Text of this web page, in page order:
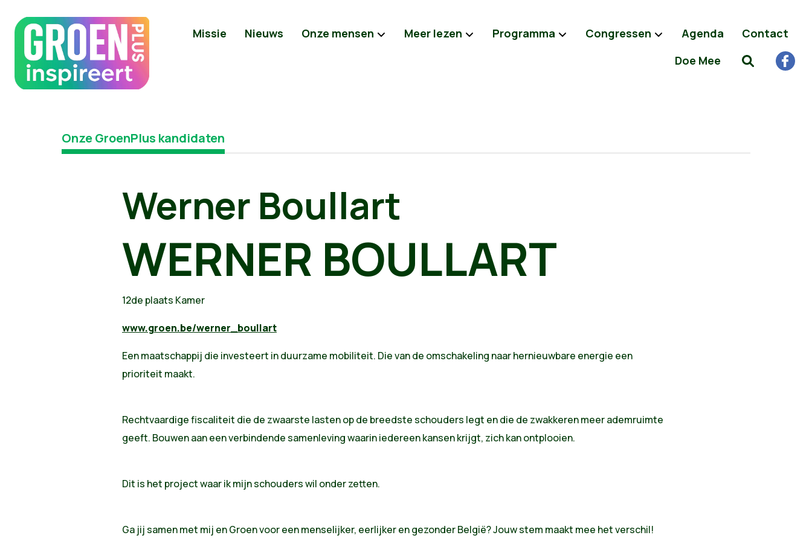
Missie Nieuws Onze mensen Meer lezen Programma Congressen Agenda
Contact
Doe Mee
Onze GroenPlus kandidaten
Werner Boullart
WERNER BOULLART
12de plaats Kamer
www.groen.be/werner_boullart
Een maatschappij die investeert in duurzame mobiliteit. Die van de omschakeling naar hernieuwbare energie een
prioriteit maakt.
Rechtvaardige fiscaliteit die de zwaarste lasten op de breedste schouders legt en die de zwakkeren meer ademruimte
geeft. Bouwen aan een verbindende samenleving waarin iedereen kansen krijgt, zich kan ontplooien.
Dit is het project waar ik mijn schouders wil onder zetten.
Ga jij samen met mij en Groen voor een menselijker, eerlijker en gezonder België? Jouw stem maakt mee het verschil!